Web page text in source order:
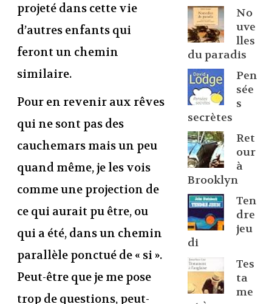
projeté dans cette vie
d’autres enfants qui
feront un chemin
similaire.
Pour en revenir aux rêves
qui ne sont pas des
cauchemars mais un peu
quand même, je les vois
comme une projection de
ce qui aurait pu être, ou
qui a été, dans un chemin
parallèle ponctué de « si ».
Peut-être que je me pose
trop de questions, peut-
No
uve
lles
du paradis
Pen
sée
s
secrètes
Ret
our
à
Brooklyn
Ten
dre
jeu
di
Tes
ta
me